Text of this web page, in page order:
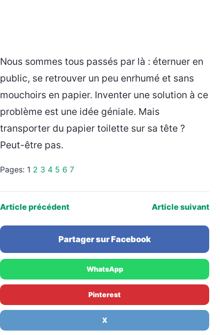
Nous sommes tous passés par là : éternuer en
public, se retrouver un peu enrhumé et sans
mouchoirs en papier. Inventer une solution à ce
problème est une idée géniale. Mais
transporter du papier toilette sur sa tête ?
Peut-être pas.
Pages: 1 2 3 4 5 6 7
Article précédent Article suivant
Partager sur Facebook
WhatsApp
Pinterest
X